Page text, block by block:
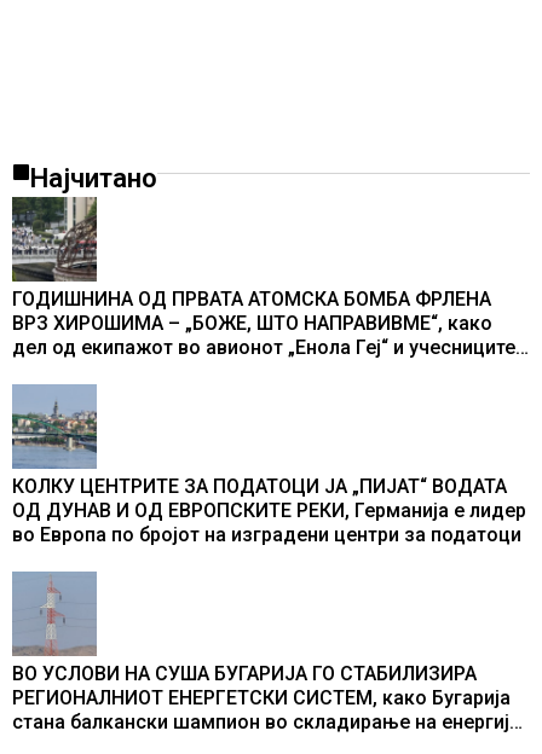
Најчитано
ГОДИШНИНА ОД ПРВАТА АТОМСКА БОМБА ФРЛЕНА
ВРЗ ХИРОШИМА – „БОЖЕ, ШТО НАПРАВИВМЕ“, како
дел од екипажот во авионот „Енола Геј“ и учесниците
промени текот на историјата
КОЛКУ ЦЕНТРИТЕ ЗА ПОДАТОЦИ ЈА „ПИЈАТ“ ВОДАТА
ОД ДУНАВ И ОД ЕВРОПСКИТЕ РЕКИ, Германија е лидер
во Европа по бројот на изградени центри за податоци
ВО УСЛОВИ НА СУША БУГАРИЈА ГО СТАБИЛИЗИРА
РЕГИОНАЛНИОТ ЕНЕРГЕТСКИ СИСТЕМ, како Бугарија
стана балкански шампион во складирање на енергија